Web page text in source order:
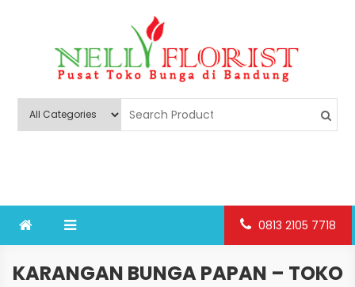
Nelly Florist Bandung
0813 2105 7718
KARANGAN BUNGA PAPAN – TOKO